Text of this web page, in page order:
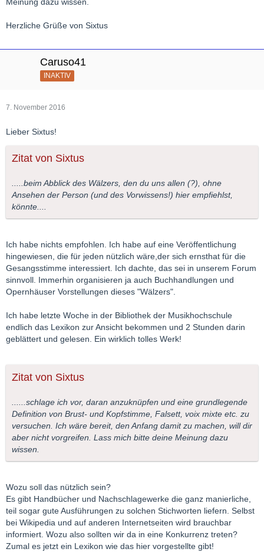
Meinung dazu wissen.
Herzliche Grüße von Sixtus
Caruso41
INAKTIV
7. November 2016
Lieber Sixtus!
Zitat von Sixtus
.....beim Abblick des Wälzers, den du uns allen (?), ohne
Ansehen der Person (und des Vorwissens!) hier empfiehlst,
könnte....
Ich habe nichts empfohlen. Ich habe auf eine Veröffentlichung
hingewiesen, die für jeden nützlich wäre,der sich ernsthat für die
Gesangsstimme interessiert. Ich dachte, das sei in unserem Forum
sinnvoll. Immerhin organisieren ja auch Buchhandlungen und
Opernhäuser Vorstellungen dieses "Wälzers".
Ich habe letzte Woche in der Bibliothek der Musikhochschule
endlich das Lexikon zur Ansicht bekommen und 2 Stunden darin
geblättert und gelesen. Ein wirklich tolles Werk!
Zitat von Sixtus
......schlage ich vor, daran anzuknüpfen und eine grundlegende
Definition von Brust- und Kopfstimme, Falsett, voix mixte etc. zu
versuchen. Ich wäre bereit, den Anfang damit zu machen, will dir
aber nicht vorgreifen. Lass mich bitte deine Meinung dazu
wissen.
Wozu soll das nützlich sein?
Es gibt Handbücher und Nachschlagewerke die ganz manierliche,
teil sogar gute Ausführungen zu solchen Stichworten liefern. Selbst
bei Wikipedia und auf anderen Internetseiten wird brauchbar
informiert. Wozu also sollten wir da in eine Konkurrenz treten?
Zumal es jetzt ein Lexikon wie das hier vorgestellte gibt!